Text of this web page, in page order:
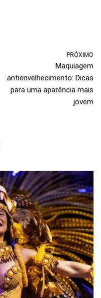
PRÓXIMO
Maquiagem
antienvelhecimento: Dicas
para uma aparência mais
jovem